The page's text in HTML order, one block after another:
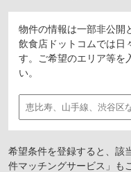
物件の情報は一部非公開
飲食店ドットコムでは日
す。ご希望のエリア等を
い。
希望条件を登録すると、該
件マッチングサービス」も